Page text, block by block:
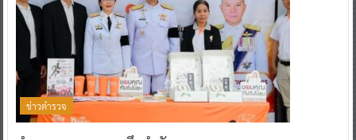
ข่าวตำรวจ